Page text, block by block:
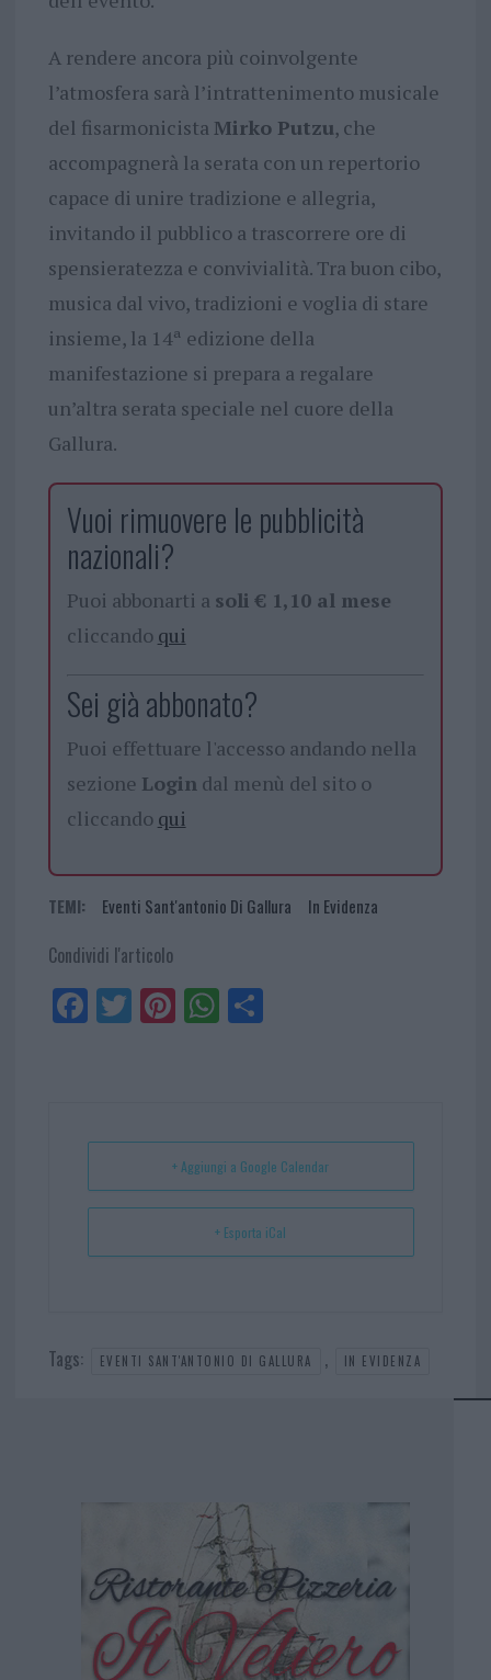
A rendere ancora più coinvolgente
l’atmosfera sarà l’intrattenimento musicale
del fisarmonicista Mirko Putzu, che
accompagnerà la serata con un repertorio
capace di unire tradizione e allegria,
invitando il pubblico a trascorrere ore di
spensieratezza e convivialità. Tra buon cibo,
musica dal vivo, tradizioni e voglia di stare
insieme, la 14ª edizione della
manifestazione si prepara a regalare
un’altra serata speciale nel cuore della
Gallura.
Vuoi rimuovere le pubblicità
nazionali?
Puoi abbonarti a soli € 1,10 al mese
cliccando qui
Sei già abbonato?
Puoi effettuare l'accesso andando nella
sezione Logindal menù del sito o
cliccando qui
TEMI: Eventi Sant'antonio Di Gallura In Evidenza
Condividi l'articolo
Fa
ce
Tw
itt
Pi
nt
t
W
ha
p
Sh
+ Aggiungi a Google Calendar
+ Esporta iCal
Tags: EVENTI SANT'ANTONIO DI GALLURA , IN EVIDENZA